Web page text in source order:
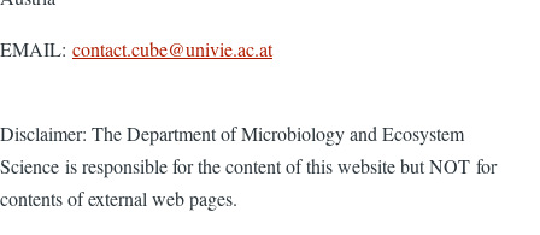
EMAIL: contact.cube@univie.ac.at
Disclaimer: The Department of Microbiology and Ecosystem
Science is responsible for the content of this website but NOT for
contents of external web pages.